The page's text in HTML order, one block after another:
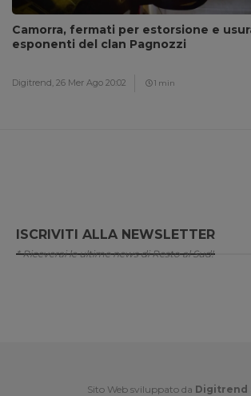
Camorra, fermati per estorsione e
esponenti del clan Pagnozzi
Digitrend, 26 Mer Ago 20:02 1 min
ISCRIVITI ALLA NEWSLETTER
* Riceverai le ultime news di Resto al Sud!
Sito Web sviluppato da Digitrend